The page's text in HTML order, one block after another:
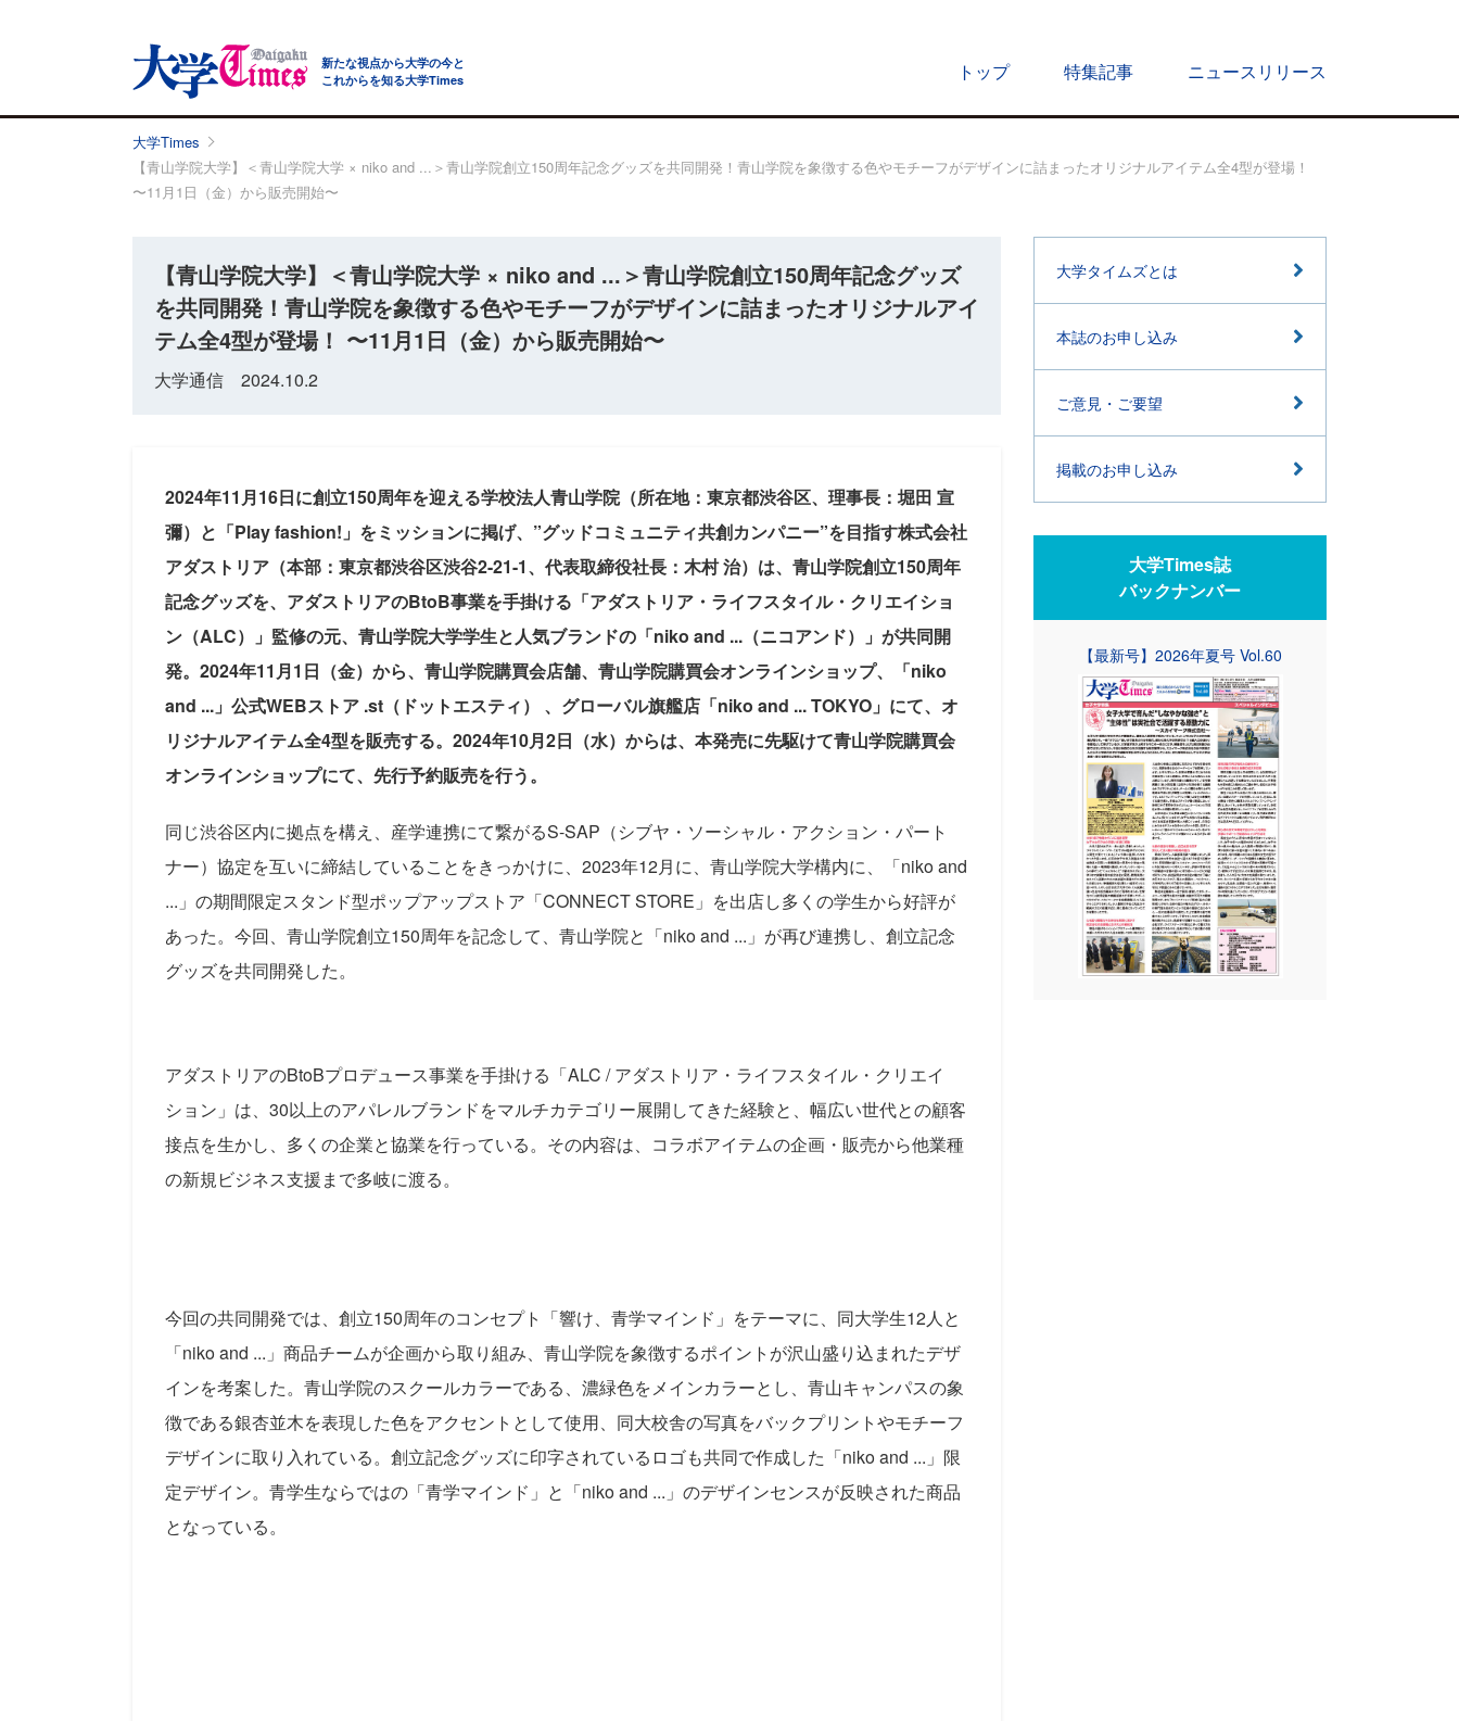
新たな視点から大学の今と
これからを知る大学Times
トップ 特集記事 ニュースリリース
大学Times
【青山学院大学】＜青山学院大学 × niko and ...＞青山学院創立150周年記念グッズを共同開発！青山学院を象徴する色やモチーフがデザインに詰まったオリジナルアイテム全4型が登場！
〜11月1日（金）から販売開始〜
【青山学院大学】＜青山学院大学 × niko and ...＞青山学院創立150周年記念グッズ
を共同開発！青山学院を象徴する色やモチーフがデザインに詰まったオリジナルアイ
テム全4型が登場！ 〜11月1日（金）から販売開始〜
大学通信 2024.10.2
2024年11月16日に創立150周年を迎える学校法人青山学院（所在地：東京都渋谷区、理事長：堀田 宣
彌）と「Play fashion!」をミッションに掲げ、”グッドコミュニティ共創カンパニー”を目指す株式会社
アダストリア（本部：東京都渋谷区渋谷2-21-1、代表取締役社長：木村 治）は、青山学院創立150周年
記念グッズを、アダストリアのBtoB事業を手掛ける「アダストリア・ライフスタイル・クリエイショ
ン（ALC）」監修の元、青山学院大学学生と人気ブランドの「niko and ...（ニコアンド）」が共同開
発。2024年11月1日（金）から、青山学院購買会店舗、青山学院購買会オンラインショップ、「niko
and ...」公式WEBストア .st（ドットエスティ） 、グローバル旗艦店「niko and ... TOKYO」にて、オ
リジナルアイテム全4型を販売する。2024年10月2日（水）からは、本発売に先駆けて青山学院購買会
オンラインショップにて、先行予約販売を行う。
同じ渋谷区内に拠点を構え、産学連携にて繋がるS-SAP（シブヤ・ソーシャル・アクション・パート
ナー）協定を互いに締結していることをきっかけに、 2023年12月に、青山学院大学構内に、
「niko and
...」の期間限定スタンド型ポップアップストア「CONNECT STORE」を出店し多くの学生から好評が
あった。今回、青山学院創立150周年を記念して、 青山学院と 「niko and ...」が再び連携し、創立記念
グッズを共同開発した。
アダストリアのBtoBプロデュース事業を手掛ける「ALC / アダストリア・ライフスタイル・クリエイ
ション」は、30以上のアパレルブランドをマルチカテゴリー展開してきた経験と、幅広い世代との顧客
接点を生かし、多くの企業と協業を行っている。その内容は、コラボアイテムの企画・販売から他業種
の新規ビジネス支援まで多岐に渡る。
今回の共同開発では、 創立150周年のコンセプト「響け、青学マインド」をテーマに、同大学生12人と
「niko and ...」商品チームが企画から取り組み、青山学院を象徴するポイントが沢山盛り込まれたデザ
インを考案した。青山学院のスクールカラーである、濃緑色をメインカラーとし、青山キャンパスの象
徴である銀杏並木を表現した色をアクセントとして使用、同大校舎の写真をバックプリントやモチーフ
デザインに取り入れている。 創立記念グッズに印字されているロゴも共同で作成した「niko and ...」限
定デザイン。 青学生ならではの「青学マインド」と 「niko and ...」のデザインセンスが反映された商品
となっている。
大学タイムズとは
本誌のお申し込み
ご意見・ご要望
掲載のお申し込み
大学Times誌
バックナンバー
【最新号】2026年夏号 Vol.60